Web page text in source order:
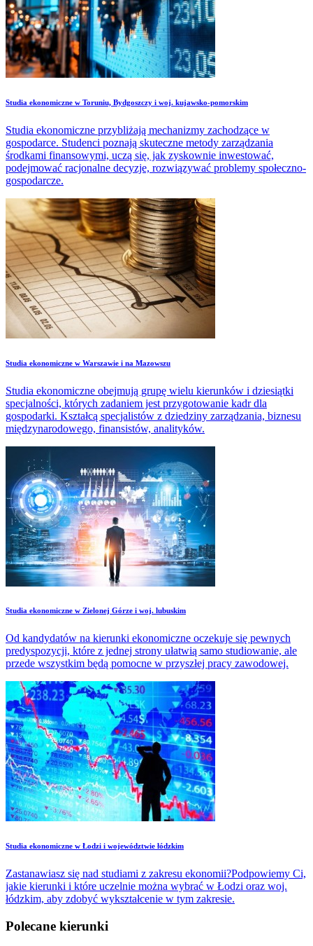
Studia ekonomiczne w Toruniu, Bydgoszczy i woj. kujawsko-pomorskim
Studia ekonomiczne przybliżają mechanizmy zachodzące w
gospodarce. Studenci poznają skuteczne metody zarządzania
środkami finansowymi, uczą się, jak zyskownie inwestować,
podejmować racjonalne decyzje, rozwiązywać problemy społeczno-
gospodarcze.
Studia ekonomiczne w Warszawie i na Mazowszu
Studia ekonomiczne obejmują grupę wielu kierunków i dziesiątki
specjalności, których zadaniem jest przygotowanie kadr dla
gospodarki. Kształcą specjalistów z dziedziny zarządzania, biznesu
międzynarodowego, finansistów, analityków.
Studia ekonomiczne w Zielonej Górze i woj. lubuskim
Od kandydatów na kierunki ekonomiczne oczekuje się pewnych
predyspozycji, które z jednej strony ułatwią samo studiowanie, ale
przede wszystkim będą pomocne w przyszłej pracy zawodowej.
Studia ekonomiczne w Łodzi i województwie łódzkim
Zastanawiasz się nad studiami z zakresu ekonomii?Podpowiemy Ci,
jakie kierunki i które uczelnie można wybrać w Łodzi oraz woj.
łódzkim, aby zdobyć wykształcenie w tym zakresie.
Polecane kierunki